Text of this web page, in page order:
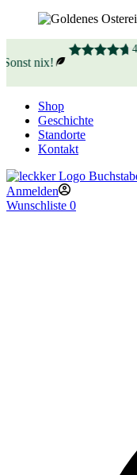
nix!
Shop
Geschichte
Standorte
Kontakt
Anmelden
Wunschliste 0